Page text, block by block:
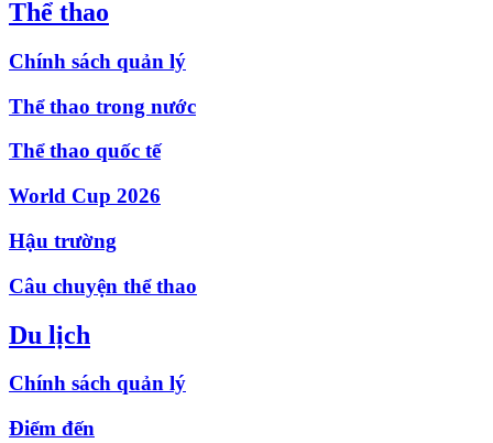
Thể thao
Chính sách quản lý
Thể thao trong nước
Thể thao quốc tế
World Cup 2026
Hậu trường
Câu chuyện thể thao
Du lịch
Chính sách quản lý
Điểm đến